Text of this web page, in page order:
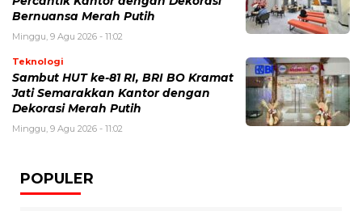
Bernuansa Merah Putih
Minggu, 9 Agu 2026 - 11:02
Teknologi
Sambut HUT ke-81 RI, BRI BO Kramat
Jati Semarakkan Kantor dengan
Dekorasi Merah Putih
Minggu, 9 Agu 2026 - 11:02
POPULER